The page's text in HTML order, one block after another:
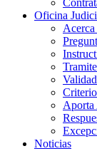
Oficina
Aporta
Noticias